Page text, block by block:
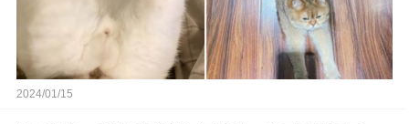
2024/01/15